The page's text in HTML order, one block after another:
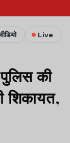
वीडियो Live
की
शिकायत,